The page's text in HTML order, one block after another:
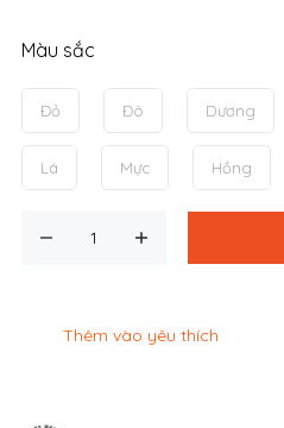
Thêm vào yêu thích
Màu sắc
Đỏ Đô Dương
Lá Mực Hồng